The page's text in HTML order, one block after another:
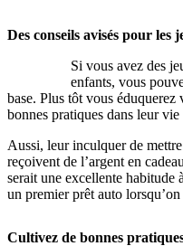
Des conseils avisés pour les
Si vous avez des
enfants, vous
base. Plus tôt vous
bonnes pratiques dans leur
Aussi, leur inculquer de
reçoivent de l’argent en
serait une excellente habitude
un premier prêt auto
Cultivez de bonnes